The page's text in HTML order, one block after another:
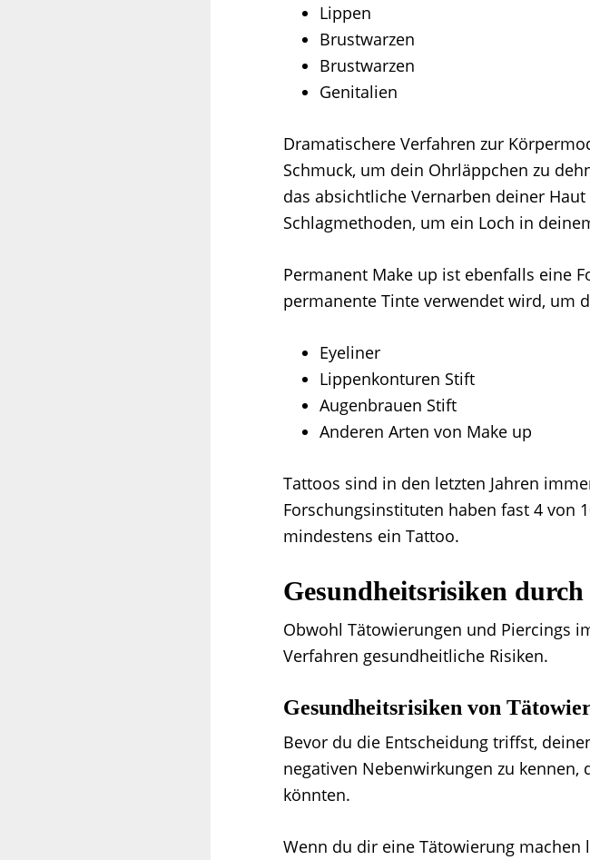
Lippen
Brustwarzen
Brustwarzen
Genitalien
Dramatischere Verfahren zur
Schmuck, um dein Ohrläppchen zu
das absichtliche Vernarben deiner
Schlagmethoden, um ein Loch in
Permanent Make up ist ebenfalls eine
permanente Tinte verwendet wird, um
Eyeliner
Lippenkonturen Stift
Augenbrauen Stift
Anderen Arten von Make up
Tattoos sind in den letzten Jahren
Forschungsinstituten haben fast 4 von
mindestens ein Tattoo.
Gesundheitsrisiken
Obwohl Tätowierungen und Piercings
Verfahren gesundheitliche Risiken.
Gesundheitsrisiken von
Bevor du die Entscheidung triffst,
negativen Nebenwirkungen zu
könnten.
Wenn du dir eine Tätowierung